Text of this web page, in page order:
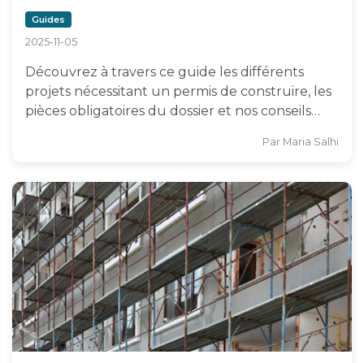
Guides
2025-11-05
Découvrez à travers ce guide les différents
projets nécessitant un permis de construire, les
pièces obligatoires du dossier et nos conseils…
Par Maria Salhi